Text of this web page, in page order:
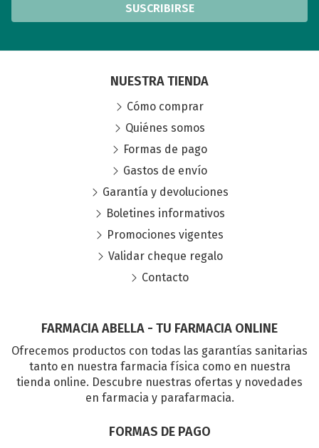
SUSCRIBIRSE
FARMACIA ABELLA - TU FARMACIA ONLINE
Ofrecemos productos con todas las garantías sanitarias
tanto en nuestra farmacia física como en nuestra
tienda online. Descubre nuestras ofertas y novedades
en farmacia y parafarmacia.
FORMAS DE PAGO
NUESTRA TIENDA
Cómo comprar
Quiénes somos
Formas de pago
Gastos de envío
Garantía y devoluciones
Boletines informativos
Promociones vigentes
Validar cheque regalo
Contacto